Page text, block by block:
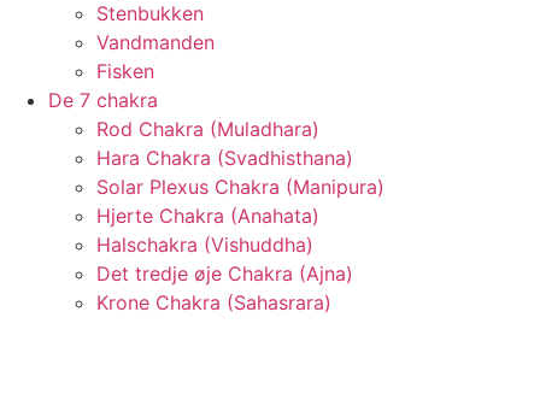
Stenbukken
Vandmanden
Fisken
De 7 chakra
Rod Chakra (Muladhara)
Hara Chakra (Svadhisthana)
Solar Plexus Chakra (Manipura)
Hjerte Chakra (Anahata)
Halschakra (Vishuddha)
Det tredje øje Chakra (Ajna)
Krone Chakra (Sahasrara)